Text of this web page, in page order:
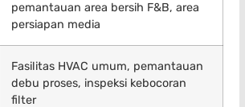
pemantauan area bersih F&B, area
persiapan media
Fasilitas HVAC umum, pemantauan
debu proses, inspeksi kebocoran
filter